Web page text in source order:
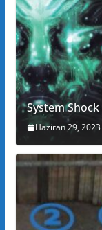
System
Haziran 29, 2023